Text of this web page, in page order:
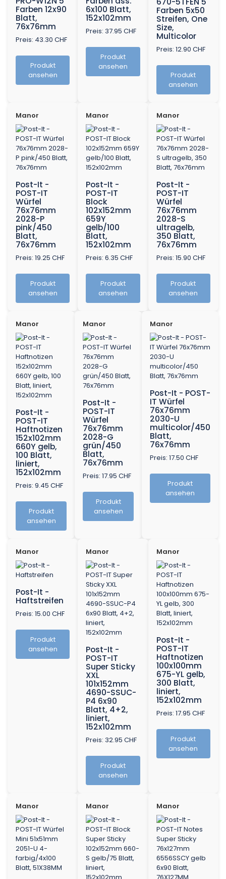
Farben 12x90
Blatt,
76x76mm
Preis: 43.30 CHF
Produkt
ansehen
6x100 Blatt,
152x102mm
Preis: 37.95 CHF
Produkt
ansehen
Farben 5x50
Streifen, One
Size,
Multicolor
Preis: 12.90 CHF
Produkt
ansehen
Manor
Post-It -
POST-IT
Würfel
76x76mm
2028-P
pink/450
Blatt,
76x76mm
Preis: 19.25 CHF
Produkt
ansehen
Manor
Post-It -
POST-IT
Block
102x152mm
659Y
gelb/100
Blatt,
152x102mm
Preis: 6.35 CHF
Produkt
ansehen
Manor
Post-It -
POST-IT
Würfel
76x76mm
2028-S
ultragelb,
350 Blatt,
76x76mm
Preis: 15.90 CHF
Produkt
ansehen
Manor
Post-It -
POST-IT
Haftnotizen
152x102mm
660Y gelb,
100 Blatt,
liniert,
152x102mm
Preis: 9.45 CHF
Produkt
ansehen
Manor
Post-It -
POST-IT
Würfel
76x76mm
2028-G
grün/450
Blatt,
76x76mm
Preis: 17.95 CHF
Produkt
ansehen
Manor
Post-It - POST-
IT Würfel
76x76mm
2030-U
multicolor/450
Blatt,
76x76mm
Preis: 17.50 CHF
Produkt
ansehen
Manor
Post-It -
Haftstreifen
Preis: 15.00 CHF
Produkt
ansehen
Manor
Post-It -
POST-IT
Super Sticky
XXL
101x152mm
4690-SSUC-
P4 6x90
Blatt, 4+2,
liniert,
152x102mm
Preis: 32.95 CHF
Produkt
ansehen
Manor
Post-It -
POST-IT
Haftnotizen
100x100mm
675-YL gelb,
300 Blatt,
liniert,
152x102mm
Preis: 17.95 CHF
Produkt
ansehen
Manor Manor Manor